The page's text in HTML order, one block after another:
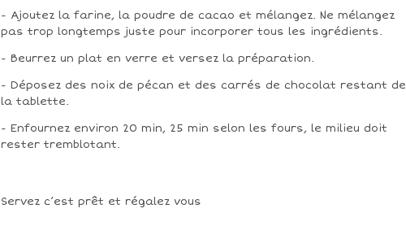
- Ajoutez la farine, la poudre de cacao et mélangez. Ne mélangez
pas trop longtemps juste pour incorporer tous les ingrédients.
- Beurrez un plat en verre et versez la préparation.
- Déposez des noix de pécan et des carrés de chocolat restant de
la tablette.
- Enfournez environ 20 min, 25 min selon les fours, le milieu doit
rester tremblotant.
Servez c’est prêt et régalez vous